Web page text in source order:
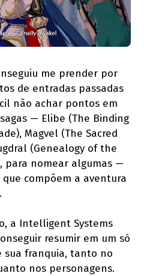
me prender por
de entradas passadas
não achar pontos em
— Elibe (The Binding
Magvel (The Sacred
(Genealogy of the
para nomear algumas —
compõem a aventura
a Intelligent Systems
resumir em um só
sua franquia, tanto no
nos personagens.